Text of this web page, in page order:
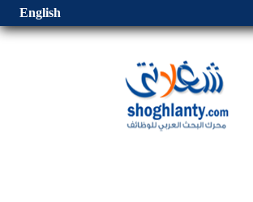
English